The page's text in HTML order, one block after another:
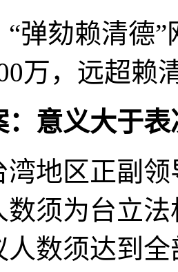
劾赖清德”
万，远超赖
：意义大于
区正副领
数须为台立
人数须达到